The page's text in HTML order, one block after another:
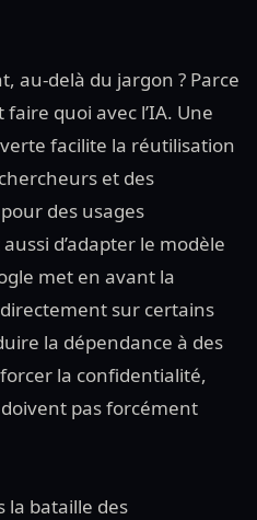
au-delà du jargon ? Parce
quoi avec l’IA. Une
facilite la réutilisation
et des
des usages
d’adapter le modèle
met en avant la
directement sur certains
la dépendance à des
la confidentialité,
pas forcément
la bataille des